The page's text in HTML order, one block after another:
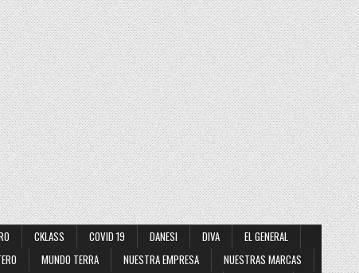
CKLASS COVID 19 DANESI DIVA
EL GENERAL
MUNDO TERRA NUESTRA EMPRESA
NUESTRAS MARCAS